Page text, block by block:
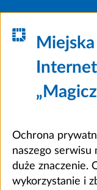
Ochrona
naszego serwisu
duże znaczenie.
wykorzystanie i